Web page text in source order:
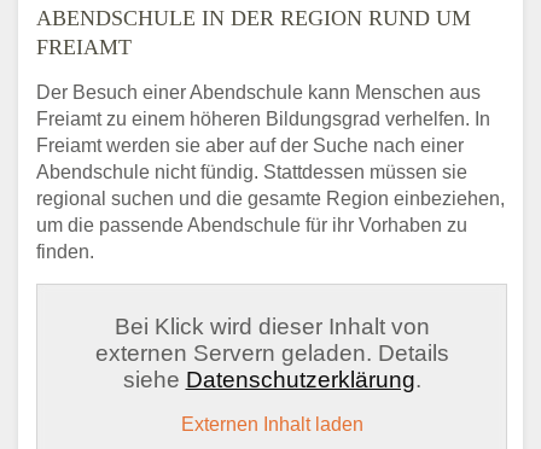
ABENDSCHULE IN DER REGION RUND UM
FREIAMT
Der Besuch einer Abendschule kann Menschen aus
Freiamt zu einem höheren Bildungsgrad verhelfen. In
Freiamt werden sie aber auf der Suche nach einer
Abendschule nicht fündig. Stattdessen müssen sie
regional suchen und die gesamte Region einbeziehen,
um die passende Abendschule für ihr Vorhaben zu
finden.
Bei Klick wird dieser Inhalt von
externen Servern geladen. Details
siehe Datenschutzerklärung.
Externen Inhalt laden